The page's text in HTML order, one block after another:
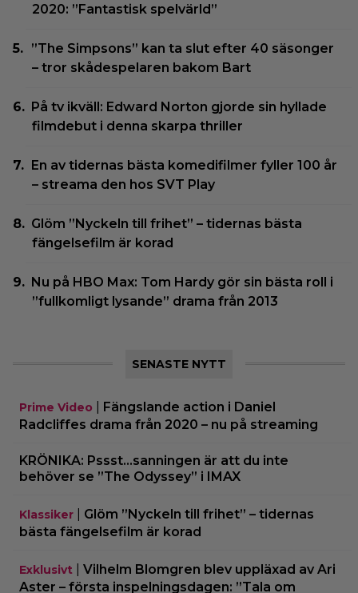
2020: ”Fantastisk spelvärld”
”The Simpsons” kan ta slut efter 40 säsonger
– tror skådespelaren bakom Bart
På tv ikväll: Edward Norton gjorde sin hyllade
filmdebut i denna skarpa thriller
En av tidernas bästa komedifilmer fyller 100 år
– streama den hos SVT Play
Glöm ”Nyckeln till frihet” – tidernas bästa
fängelsefilm är korad
Nu på HBO Max: Tom Hardy gör sin bästa roll i
”fullkomligt lysande” drama från 2013
SENASTE NYTT
Prime Video
Fängslande action i Daniel
Radcliffes drama från 2020 – nu på streaming
KRÖNIKA: Pssst…sanningen är att du inte
behöver se ”The Odyssey” i IMAX
Klassiker
Glöm ”Nyckeln till frihet” – tidernas
bästa fängelsefilm är korad
Exklusivt
Vilhelm Blomgren blev uppläxad av Ari
Aster – första inspelningsdagen: ”Tala om